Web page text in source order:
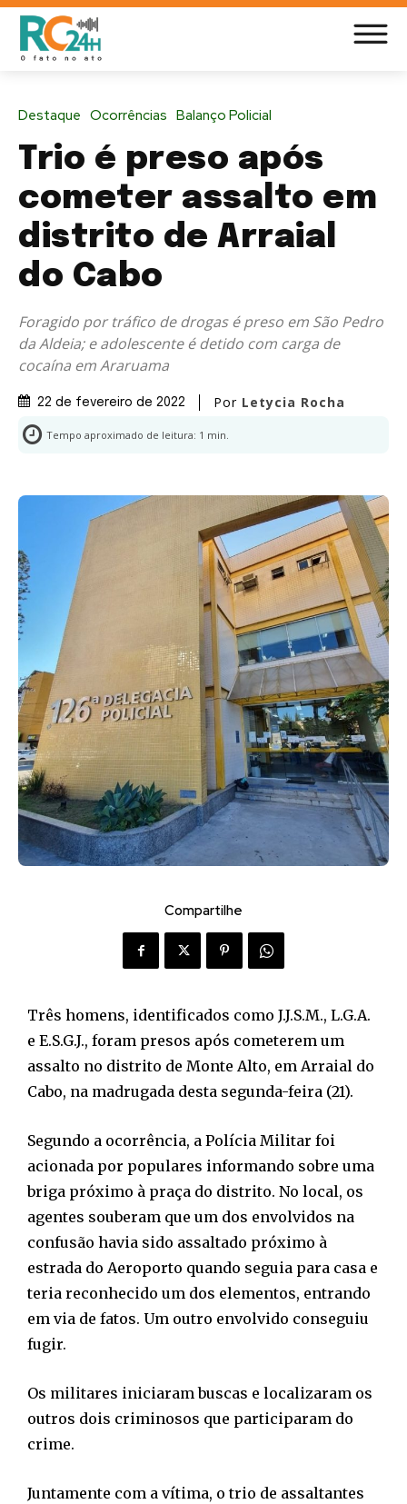
Destaque Ocorrências Balanço Policial
Trio é preso após
cometer assalto em
distrito de Arraial
do Cabo
Foragido por tráfico de drogas é preso em São Pedro
da Aldeia; e adolescente é detido com carga de
cocaína em Araruama
22 de fevereiro de 2022 Por Letycia Rocha
Tempo aproximado de leitura: 1 min.
Compartilhe
Três homens, identificados como J.J.S.M., L.G.A.
e E.S.G.J., foram presos após cometerem um
assalto no distrito de Monte Alto, em Arraial do
Cabo, na madrugada desta segunda-feira (21).
Segundo a ocorrência, a Polícia Militar foi
acionada por populares informando sobre uma
briga próximo à praça do distrito. No local, os
agentes souberam que um dos envolvidos na
confusão havia sido assaltado próximo à
estrada do Aeroporto quando seguia para casa e
teria reconhecido um dos elementos, entrando
em via de fatos. Um outro envolvido conseguiu
fugir.
Os militares iniciaram buscas e localizaram os
outros dois criminosos que participaram do
crime.
Juntamente com a vítima, o trio de assaltantes